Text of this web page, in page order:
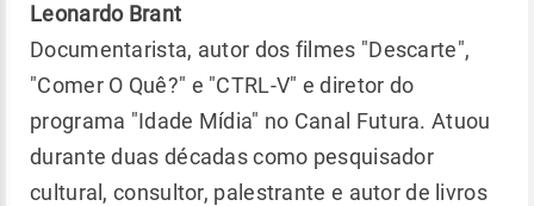
Leonardo Brant
Documentarista, autor dos filmes "Descarte",
"Comer O Quê?" e "CTRL-V" e diretor do
programa "Idade Mídia" no Canal Futura. Atuou
durante duas décadas como pesquisador
cultural, consultor, palestrante e autor de livros